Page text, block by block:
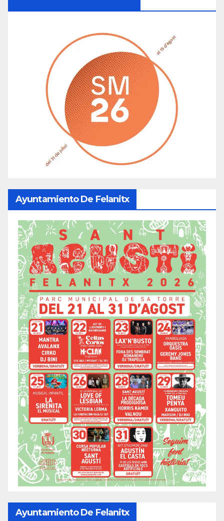
Ayuntamiento De Felanitx
Ayuntamiento De Felanitx